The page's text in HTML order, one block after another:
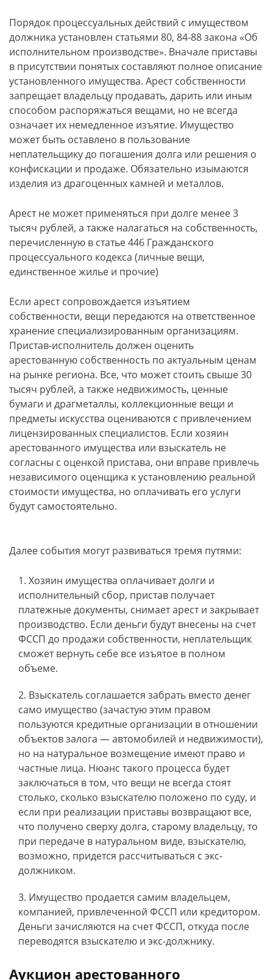
Порядок процессуальных действий с имуществом
должника установлен статьями 80, 84-88 закона «Об
исполнительном производстве». Вначале приставы
в присутствии понятых составляют полное описание
установленного имущества. Арест собственности
запрещает владельцу продавать, дарить или иным
способом распоряжаться вещами, но не всегда
означает их немедленное изъятие. Имущество
может быть оставлено в пользование
неплательщику до погашения долга или решения о
конфискации и продаже. Обязательно изымаются
изделия из драгоценных камней и металлов.
Арест не может применяться при долге менее 3
тысяч рублей, а также налагаться на собственность,
перечисленную в статье 446 Гражданского
процессуального кодекса (личные вещи,
единственное жилье и прочие)
Если арест сопровождается изъятием
собственности, вещи передаются на ответственное
хранение специализированным организациям.
Пристав-исполнитель должен оценить
арестованную собственность по актуальным ценам
на рынке региона. Все, что может стоить свыше 30
тысяч рублей, а также недвижимость, ценные
бумаги и драгметаллы, коллекционные вещи и
предметы искусства оцениваются с привлечением
лицензированных специалистов. Если хозяин
арестованного имущества или взыскатель не
согласны с оценкой пристава, они вправе привлечь
независимого оценщика к установлению реальной
стоимости имущества, но оплачивать его услуги
будут самостоятельно.
Далее события могут развиваться тремя путями:
Хозяин имущества оплачивает долги и
исполнительный сбор, пристав получает
платежные документы, снимает арест и закрывает
производство. Если деньги будут внесены на счет
ФССП до продажи собственности, неплательщик
сможет вернуть себе все изъятое в полном
объеме.
Взыскатель соглашается забрать вместо денег
само имущество (зачастую этим правом
пользуются кредитные организации в отношении
объектов залога — автомобилей и недвижимости),
но на натуральное возмещение имеют право и
частные лица. Нюанс такого процесса будет
заключаться в том, что вещи не всегда стоят
столько, сколько взыскателю положено по суду, и
если при реализации приставы возвращают все,
что получено сверху долга, старому владельцу, то
при передаче в натуральном виде, взыскателю,
возможно, придется рассчитываться с экс-
должником.
Имущество продается самим владельцем,
компанией, привлеченной ФССП или кредитором.
Деньги зачисляются на счет ФССП, откуда после
переводятся взыскателю и экс-должнику.
Аукцион арестованного